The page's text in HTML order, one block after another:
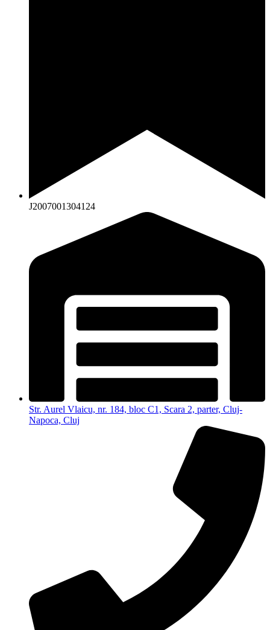
J2007001304124
Str. Aurel Vlaicu, nr. 184, bloc C1, Scara 2, parter, Cluj-
Napoca, Cluj